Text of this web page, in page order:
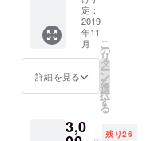
た。そ
んなス
トー
リーも
ある、
生の声
ださ
誌。 こ
の秋、
星湖舎
から出
版予定
である
アイズ
特集し
ていま
定：
2019
年11
月
詳細を見る
こ
の
リ
タ
ー
ン
を
選
択
す
る
3,0 残り26